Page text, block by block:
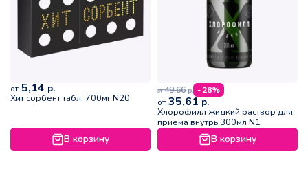
от 5,14 р.
Хит сорбент табл. 700мг N20
В корзину
от 49,66р. - 28%
от 35,61 р.
Хлорофилл жидкий раствор для
приема внутрь 300мл N1
В корзину